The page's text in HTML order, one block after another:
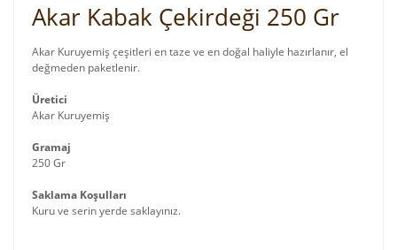
Akar Kabak Çekirdeği 250 Gr
Akar Kuruyemiş çeşitleri en taze ve en doğal haliyle hazırlanır, el
değmeden paketlenir.
Üretici
Akar Kuruyemiş
Gramaj
250 Gr
Saklama Koşulları
Kuru ve serin yerde saklayınız.